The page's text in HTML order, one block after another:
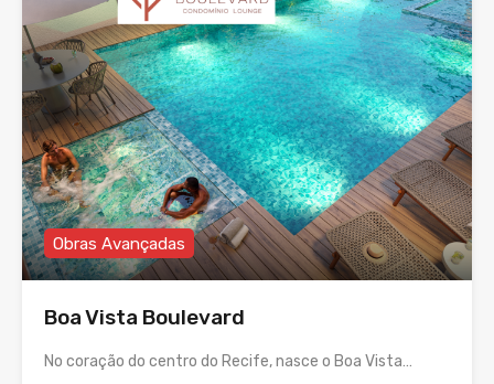
Obras Avançadas
Boa Vista Boulevard
No coração do centro do Recife, nasce o Boa Vista…